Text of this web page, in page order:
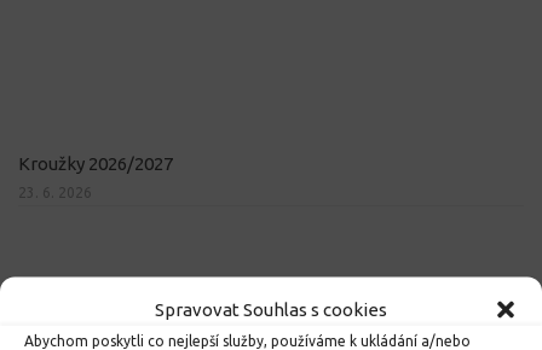
Spravovat Souhlas s cookies
Abychom poskytli co nejlepší služby, používáme k ukládání a/nebo
Kroužky 2026/2027
23. 6. 2026